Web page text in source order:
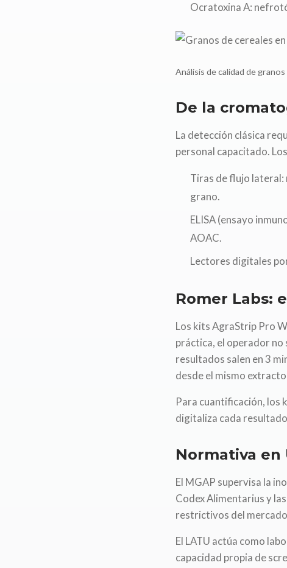
Ocratoxina A:
Análisis de calidad de
De la
La detección clásica
personal capacitado.
Tiras de flujo lateral:
grano.
ELISA (ensayo
AOAC.
Lectores digitales
Romer Labs:
Los kits AgraStrip Pro
práctica, el operador no
resultados salen en 3
desde el mismo
Para cuantificación, los
digitaliza cada
Normativa en
El MGAP supervisa la
Codex Alimentarius y
restrictivos del
El LATU actúa como
capacidad propia de